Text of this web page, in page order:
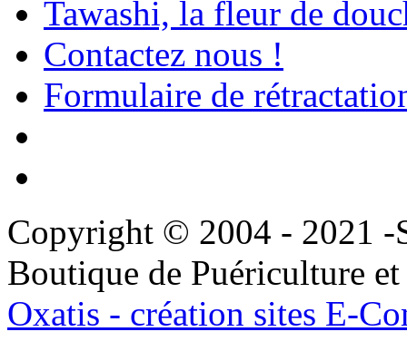
Tawashi, la fleur de
Contactez nous !
Formulaire de
Copyright © 2004 - 2021
Boutique de Puériculture
Oxatis - création sites E-